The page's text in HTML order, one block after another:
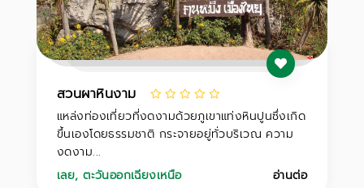
สวนผาหินงาม
แหล่งท่องเที่ยวที่งดงามด้วยภูเขาแท่งหินปูนซึ่งเกิด
ขึ้นเองโดยธรรมชาติ กระจายอยู่ทั่วบริเวณ ความ
งดงาม...
เลย,ตะวันออกเฉียงเหนือ อ่านต่อ